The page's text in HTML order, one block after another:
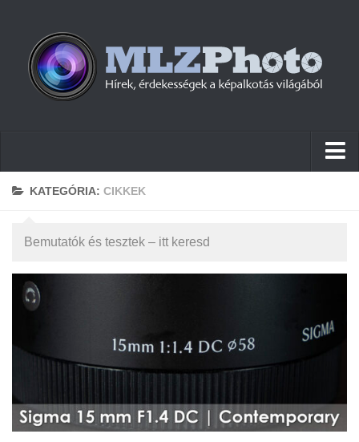
Hírek
Cikkek
Szoftver
Firmware
Tanácsok
Helyszíni Riport
KATEGÓRIA: CIKKEK
Bemutatók és tesztek – itt keresd